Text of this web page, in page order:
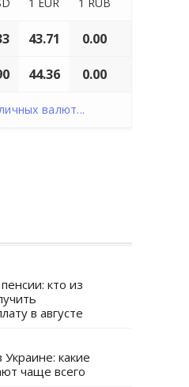
43.71 0.00
44.36 0.00
валют...
кто из
в августе
какие
чаще всего